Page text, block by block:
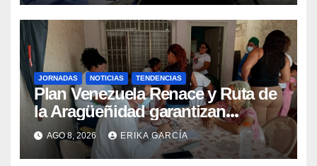
JORNADAS NOTICIAS TENDENCIAS
Plan Venezuela Renace y Ruta de
la Aragüeñidad garantizan
atención médica integral en
Aragua
AGO 8, 2026 ERIKA GARCÍA